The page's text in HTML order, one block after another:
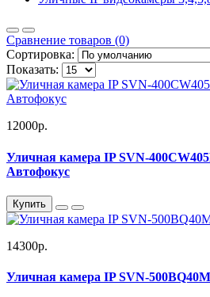
Сравнение товаров (0)
Сортировка:
Показать:
12000р.
Уличная камера IP SVN-
Автофокус
Купить
14300р.
Уличная камера IP SVN-